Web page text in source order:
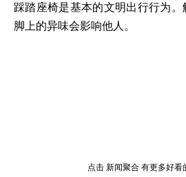
踩踏座椅是基本的文明出行行为
脚上的异味会影响他人。
点击 新闻聚合有更多好看